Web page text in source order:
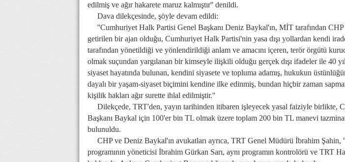
edilmiş ve ağır hakarete maruz kalmıştır'' denildi.
Dava dilekçesinde, şöyle devam edildi:
''Cumhuriyet Halk Partisi Genel Başkanı Deniz Baykal'ın, MİT tarafından CHP
getirilen bir ajan olduğu, Cumhuriyet Halk Partisi'nin yasa dışı yollardan kendi
tarafından yönetildiği ve yönlendirildiği anlam ve amacını içeren, terör örgütü
olmak suçundan yargılanan bir kimseyle ilişkili olduğu gerçek dışı ifadeler ile 40
siyaset hayatında bulunan, kendini siyasete ve topluma adamış, hukukun
dayalı bir yaşam-siyaset biçimini kendine ilke edinmiş, bundan hiçbir zaman
kişilik hakları ağır surette ihlal edilmiştir.''
Dilekçede, TRT'den, yayın tarihinden itibaren işleyecek yasal faiziyle birlikte,
Başkanı Baykal için 100'er bin TL olmak üzere toplam 200 bin TL manevi
bulunuldu.
CHP ve Deniz Baykal'ın avukatları ayrıca, TRT Genel Müdürü İbrahim Şahin,
programının yöneticisi İbrahim Gürkan Sarı, aynı programın kontrolörü ve TRT